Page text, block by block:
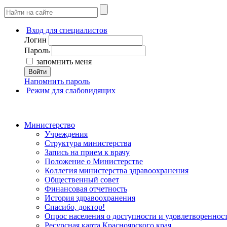
Вход для специалистов
Логин
Пароль
запомнить меня
Войти
Напомнить пароль
Режим для слабовидящих
Министерство
Учреждения
Структура министерства
Запись на прием к врачу
Положение о Министерстве
Коллегия министерства здравоохранения
Общественный совет
Финансовая отчетность
История здравоохранения
Спасибо, доктор!
Опрос населения о доступности и
Ресурсная карта Красноярского края